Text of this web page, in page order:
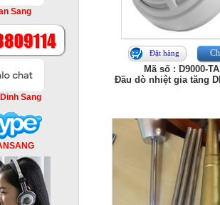
Sang
Sang
Đặt hàng
Mã số : D9000-
Đầu dò nhiệt gia tăng